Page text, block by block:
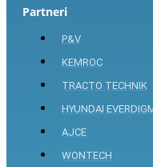
Partneri
P&V
KEMROC
TRACTO TECHNIK
HYUNDAI
AJCE
WONTECH